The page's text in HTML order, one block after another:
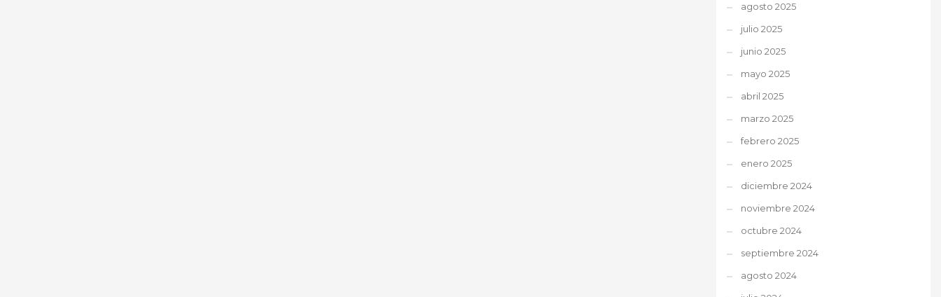
agosto 2025
julio 2025
junio 2025
mayo 2025
abril 2025
marzo 2025
febrero 2025
enero 2025
diciembre 2024
noviembre 2024
octubre 2024
septiembre 2024
agosto 2024